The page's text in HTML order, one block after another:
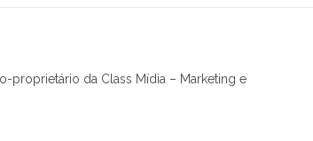
proprietário da Class Mídia – Marketing e